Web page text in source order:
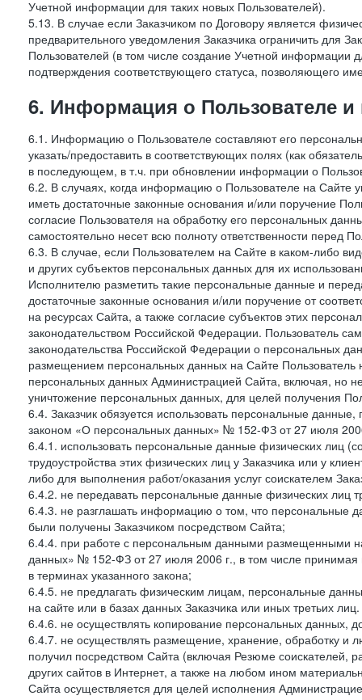
Учетной информации для таких новых Пользователей).
5.13. В случае если Заказчиком по Договору является
предварительного уведомления Заказчика ограничить для
Пользователей (в том числе создание Учетной информации
подтверждения соответствующего статуса, позволяющего
6. Информация о Пользователе
6.1. Информацию о Пользователе составляют его
указать/предоставить в соответствующих полях (как
в последующем, в т.ч. при обновлении информации о
6.2. В случаях, когда информацию о Пользователе на Сайте
иметь достаточные законные основания и/или поручение
согласие Пользователя на обработку его персональных
самостоятельно несет всю полноту ответственности перед
6.3. В случае, если Пользователем на Сайте в каком-либо
и других субъектов персональных данных для их
Исполнителю разметить такие персональные данные и
достаточные законные основания и/или поручение от
на ресурсах Сайта, а также согласие субъектов этих
законодательством Российской Федерации. Пользователь
законодательства Российской Федерации о персональных
размещением персональных данных на Сайте Пользователь
персональных данных Администрацией Сайта, включая, но
уничтожение персональных данных, для целей получения
6.4. Заказчик обязуется использовать персональные
законом «О персональных данных» № 152-ФЗ от 27 июля
6.4.1. использовать персональные данные физических лиц
трудоустройства этих физических лиц у Заказчика или у
либо для выполнения работ/оказания услуг соискателем
6.4.2. не передавать персональные данные физических лиц
6.4.3. не разглашать информацию о том, что персональные
были получены Заказчиком посредством Сайта;
6.4.4. при работе с персональным данными размещенными
данных» № 152-ФЗ от 27 июля 2006 г., в том числе принимая
в терминах указанного закона;
6.4.5. не предлагать физическим лицам, персональные
на сайте или в базах данных Заказчика или иных третьих лиц.
6.4.6. не осуществлять копирование персональных данных,
6.4.7. не осуществлять размещение, хранение, обработку и
получил посредством Сайта (включая Резюме
других сайтов в Интернет, а также на любом ином
Сайта осуществляется для целей исполнения